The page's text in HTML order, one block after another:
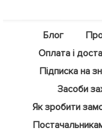
Блог
Оплата і
Підписка на
Засоби
Як зробити